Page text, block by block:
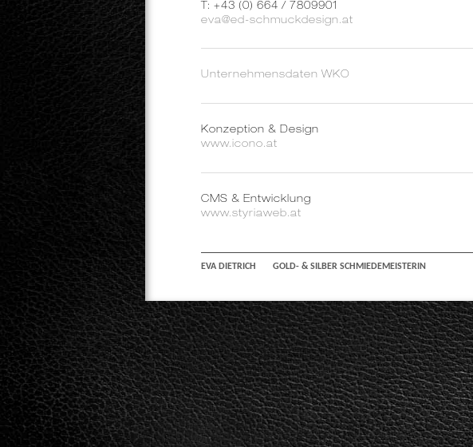
T: +43 (0) 664 / 7809901
eva@ed-schmuckdesign.at
Unternehmensdaten WKO
Konzeption & Design
www.icono.at
CMS & Entwicklung
www.styriaweb.at
EVA DIETRICH GOLD- & SILBER SCHMIEDEMEISTERIN